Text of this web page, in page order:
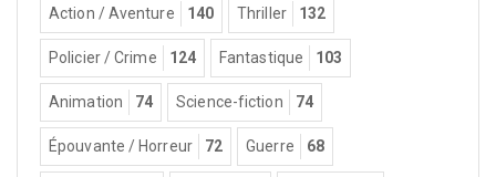
Action / Aventure 140 Thriller 132
Policier / Crime 124 Fantastique 103
Animation 74 Science-fiction 74
Épouvante / Horreur 72 Guerre 68